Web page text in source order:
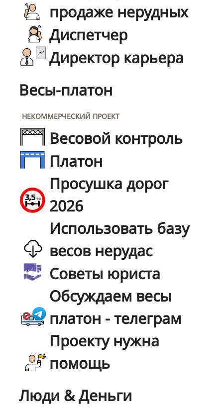
продаже нерудных
Диспетчер
Директор карьера
Весы-платон
НЕКОММЕРЧЕСКИЙ ПРОЕКТ
Весовой контроль
Платон
Просушка дорог
2026
Использовать базу
весов нерудас
Советы юриста
Обсуждаем весы
платон - телеграм
Проекту нужна
помощь
Люди & Деньги